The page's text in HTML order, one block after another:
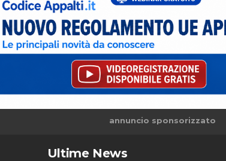
annuncio sponsorizzato
Ultime News